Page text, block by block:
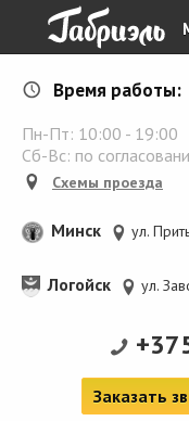
Время работы:
Пн-Пт: 10:00 - 19:00
Сб-Вс: по
Схемы проезда
Минск ул.
Логойск ул.
Заказать